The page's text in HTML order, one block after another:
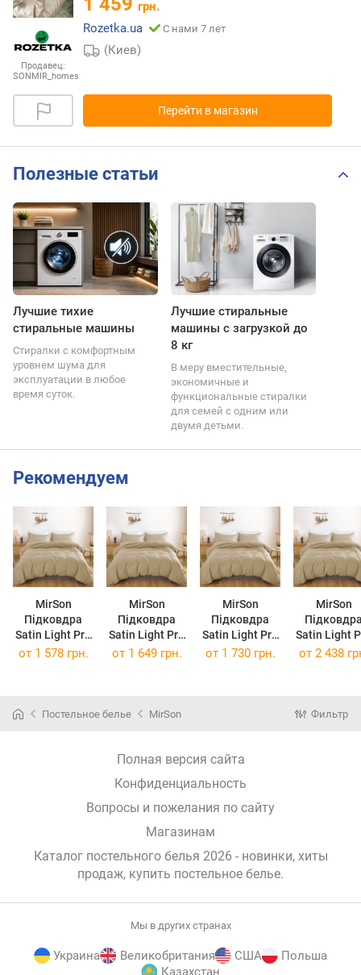
Продавец:
SONMIR_homes
грн.
Rozetka.ua
С нами 7 лет
(Киев)
Перейти в магазин
Полезные статьи
Лучшие тихие
стиральные машины
Стиралки с комфортным
уровнем шума для
эксплуатации в любое
время суток.
Лучшие стиральные
машины с загрузкой до
8 кг
В меру вместительные,
экономичные и
функциональные стиралки
для семей с одним или
двумя детьми.
Рекомендуем
MirSon
Підковдра
Satin Light Pro
10-016 Creamy
MirSon
Підковдра
Satin Light Pro
10-016 Creamy
MirSon
Підковдра
Satin Light Pro
10-016 Creamy
MirSon
Satin Light
10-016
от 1 578 грн. от 1 649 грн. от 1 730 грн. от 2 438
Постельное белье MirSon Фильтр
Полная версия сайта
Конфиденциальность
Вопросы и пожелания по сайту
Магазинам
Каталог постельного белья 2026 - новинки, хиты
продаж, купить постельное белье.
Мы в других странах
Украина Великобритания США
Польша
Казахстан